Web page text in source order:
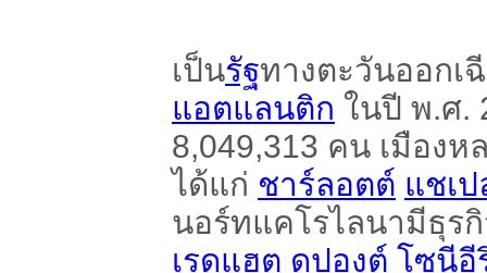
เป็นรัฐทางตะวันออกเ
แอตแลนติก ในปี พ.ศ.
8,049,313 คน เมือง
ได้แก่ ชาร์ลอตต์ แชเ
นอร์ทแคโรไลนามีธุร
เรดแฮต ดูปองต์ โซนีอี